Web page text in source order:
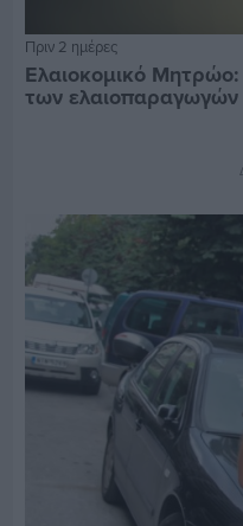
Πριν 2 ημέρες
Ελαιοκομικό Μητρώο:
των ελαιοπαραγωγών